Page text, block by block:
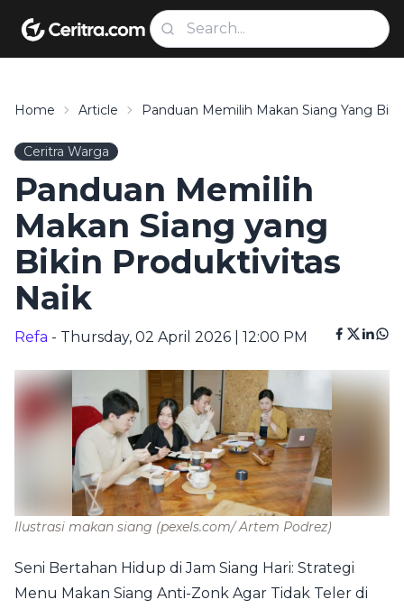
Home Article Panduan Memilih Makan Siang Yang
Ceritra Warga
Panduan Memilih
Makan Siang yang
Bikin Produktivitas
Naik
Refa - Thursday, 02 April 2026 | 12:00 PM
Ilustrasi makan siang (pexels.com/ Artem Podrez)
Seni Bertahan Hidup di Jam Siang Hari: Strategi
Menu Makan Siang Anti-Zonk Agar Tidak Teler di